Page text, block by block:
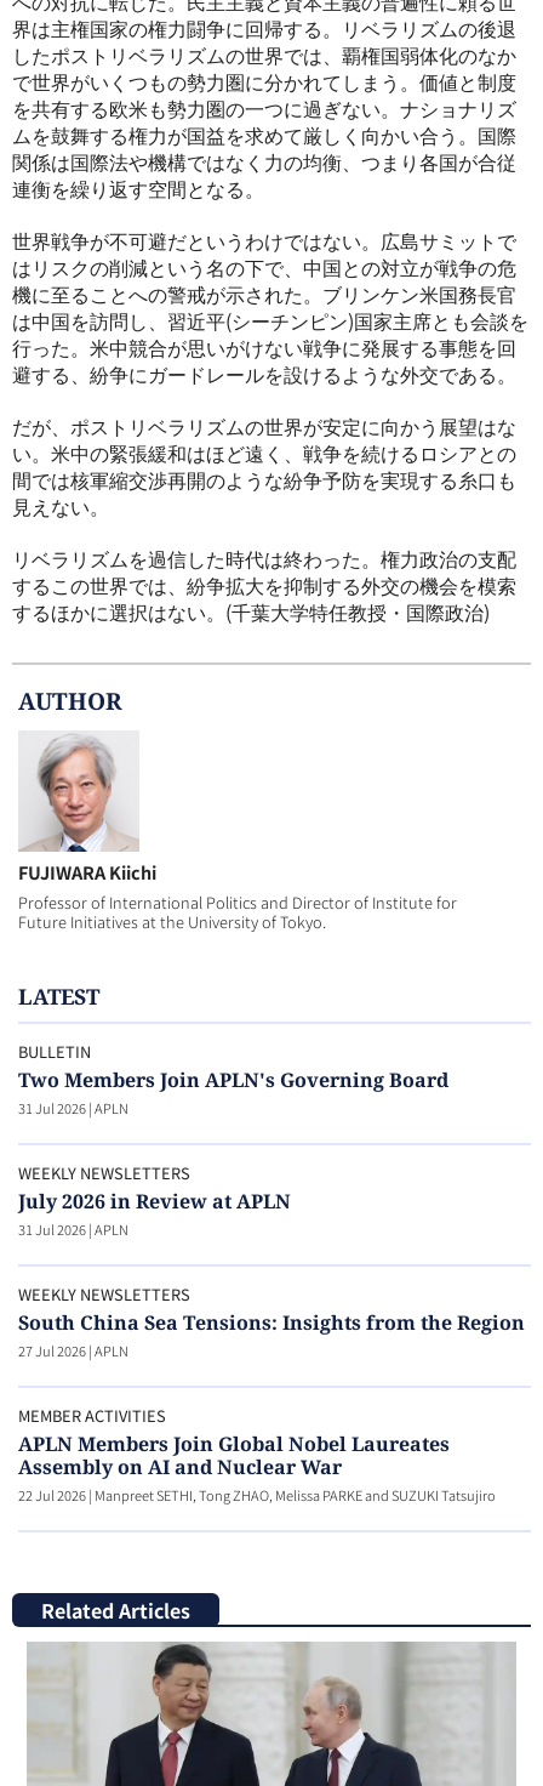
界は主権国家の権力闘争に回帰する。リベラリズムの後退
したポストリベラリズムの世界では、覇権国弱体化のなか
で世界がいくつもの勢力圏に分かれてしまう。価値と制度
を共有する欧米も勢力圏の一つに過ぎない。ナショナリズ
ムを鼓舞する権力が国益を求めて厳しく向かい合う。国際
関係は国際法や機構ではなく力の均衡、つまり各国が合従
連衡を繰り返す空間となる。
世界戦争が不可避だというわけではない。広島サミットで
はリスクの削減という名の下で、中国との対立が戦争の危
機に至ることへの警戒が示された。ブリンケン米国務長官
は中国を訪問し、習近平(シーチンピン)国家主席とも会談を
行った。米中競合が思いがけない戦争に発展する事態を回
避する、紛争にガードレールを設けるような外交である。
だが、ポストリベラリズムの世界が安定に向かう展望はな
い。米中の緊張緩和はほど遠く、戦争を続けるロシアとの
間では核軍縮交渉再開のような紛争予防を実現する糸口も
見えない。
リベラリズムを過信した時代は終わった。権力政治の支配
するこの世界では、紛争拡大を抑制する外交の機会を模索
するほかに選択はない。(千葉大学特任教授・国際政治)
AUTHOR
FUJIWARA Kiichi
Professor of International Politics and Director of Institute for
Future Initiatives at the University of Tokyo.
LATEST
BULLETIN
Two Members Join APLN's Governing Board
31 Jul 2026|APLN
WEEKLY NEWSLETTERS
July 2026 in Review at APLN
31 Jul 2026|APLN
WEEKLY NEWSLETTERS
South China Sea Tensions: Insights from the Region
27 Jul 2026|APLN
MEMBER ACTIVITIES
APLN Members Join Global Nobel Laureates
Assembly on AI and Nuclear War
22 Jul 2026| Manpreet SETHI, Tong ZHAO, Melissa PARKE and SUZUKI Tatsujiro
Related Articles